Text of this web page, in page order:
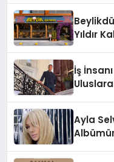
Hayata
Yıldır
İş
Ayla